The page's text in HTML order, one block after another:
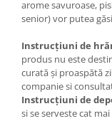
arome savuroase,
senior) vor putea
Instrucțiuni de
produs nu este
curată și proaspătă
companie si
Instrucțiuni de
si se serveste cat